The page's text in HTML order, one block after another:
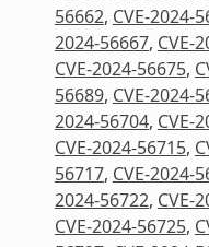
56662, CVE-2024-
2024-56667, CVE-
CVE-2024-56675,
56689, CVE-2024-
2024-56704, CVE-
CVE-2024-56715,
56717, CVE-2024-
2024-56722, CVE-
CVE-2024-56725,